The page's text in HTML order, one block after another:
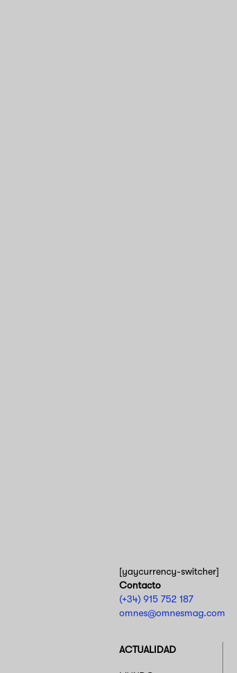
[yaycurrency-switcher]
Contacto
(+34) 915 752 187
omnes@omnesmag.com
ACTUALIDAD